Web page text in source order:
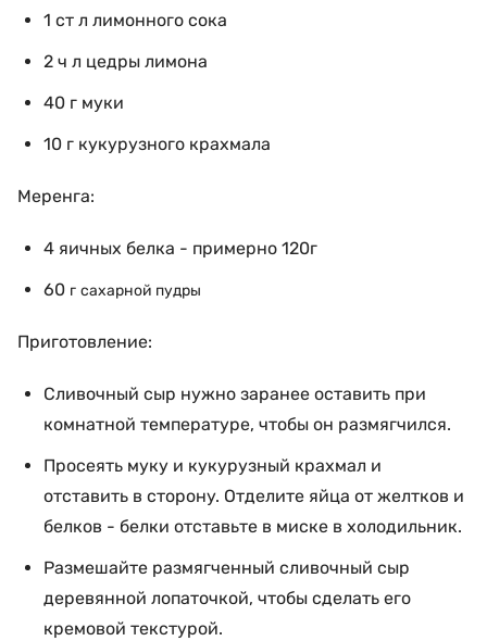
1 ст л лимонного сока
2 ч л цедры лимона
40 г муки
10 г кукурузного крахмала
Меренга:
4 яичных белка - примерно 120г
60 г сахарной пудры
Приготовление:
Сливочный сыр нужно заранее оставить при
комнатной температуре, чтобы он размягчился.
Просеять муку и кукурузный крахмал и
отставить в сторону. Отделите яйца от желтков и
белков - белки отставьте в миске в холодильник.
Размешайте размягченный сливочный сыр
деревянной лопаточкой, чтобы сделать его
кремовой текстурой.